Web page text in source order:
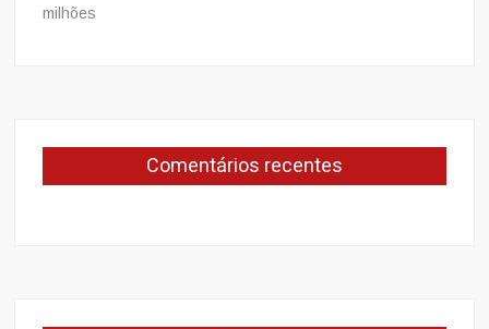
milhões
Comentários recentes